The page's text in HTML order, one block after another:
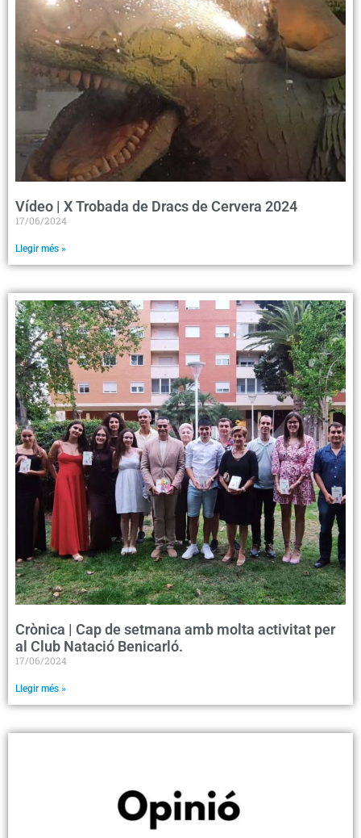
Vídeo | X Trobada de Dracs de Cervera 2024
17/06/2024
Llegir més »
Crònica | Cap de setmana amb molta activitat per
al Club Natació Benicarló.
17/06/2024
Llegir més »